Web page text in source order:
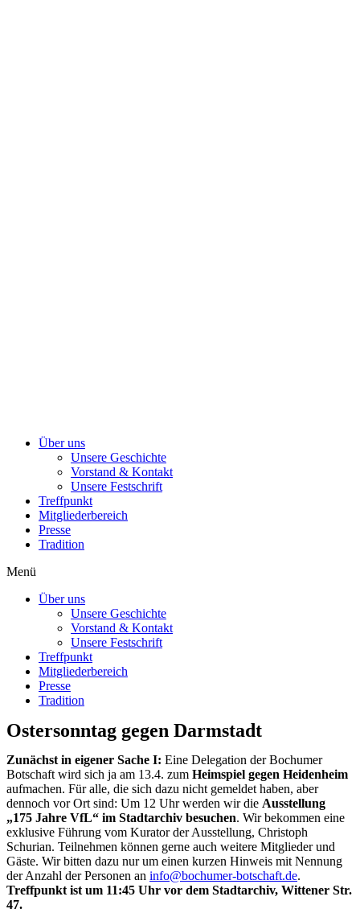
Über uns
Unsere Geschichte
Vorstand & Kontakt
Unsere Festschrift
Treffpunkt
Mitgliederbereich
Presse
Tradition
Menü
Über uns
Unsere Geschichte
Vorstand & Kontakt
Unsere Festschrift
Treffpunkt
Mitgliederbereich
Presse
Tradition
Ostersonntag gegen Darmstadt
Zunächst in eigener Sache I: Eine Delegation der Bochumer
Botschaft wird sich ja am 13.4. zum Heimspiel gegen Heidenheim
aufmachen. Für alle, die sich dazu nicht gemeldet haben, aber
dennoch vor Ort sind: Um 12 Uhr werden wir die Ausstellung
„175 Jahre VfL“ im Stadtarchiv besuchen. Wir bekommen eine
exklusive Führung vom Kurator der Ausstellung, Christoph
Schurian. Teilnehmen können gerne auch weitere Mitglieder und
Gäste. Wir bitten dazu nur um einen kurzen Hinweis mit Nennung
der Anzahl der Personen an info@bochumer-botschaft.de.
Treffpunkt ist um 11:45 Uhr vor dem Stadtarchiv, Wittener Str.
47.